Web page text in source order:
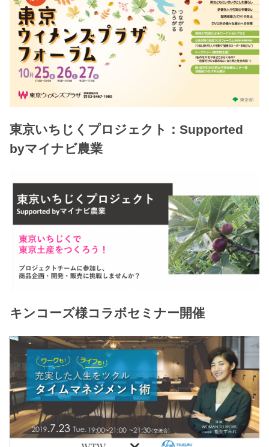
東京いちじくプロジェクト：Supported
byマイナビ農業
キンコーズ様コラボセミナー開催